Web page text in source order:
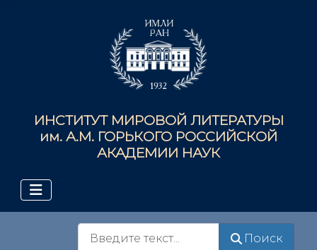
ИНСТИТУТ МИРОВОЙ ЛИТЕРАТУРЫ
им. А.М. ГОРЬКОГО РОССИЙСКОЙ
АКАДЕМИИ НАУК
Поиск